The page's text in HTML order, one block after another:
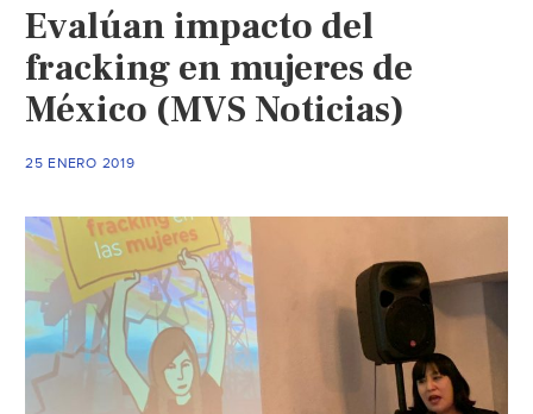
Orquesta)
Evalúan impacto del
fracking en mujeres de
México (MVS Noticias)
25 ENERO 2019